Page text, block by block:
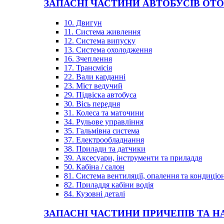
ЗАПАСНІ ЧАСТИНИ АВТОБУСІВ
10. Двигун
11. Система живлення
12. Система випуску
13. Система охолодження
16. Зчеплення
17. Трансмісія
22. Вали карданні
23. Міст ведучий
29. Підвіска автобуса
30. Вісь передня
31. Колеса та маточини
34. Рульове управління
35. Гальмівна система
37. Електрообладнання
38. Прилади та датчики
39. Аксесуари, інструменти та приладдя
50. Кабіна / салон
81. Система вентиляції, опалення та
82. Приладдя кабіни водія
84. Кузовні деталі
ЗАПАСНІ ЧАСТИНИ ПРИЧЕПІВ ТА